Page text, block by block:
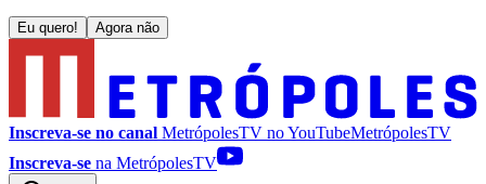
Eu quero! Agora não
Inscreva-se no canal MetrópolesTV noYouTubeMetrópolesTV
Inscreva-se na MetrópolesTV